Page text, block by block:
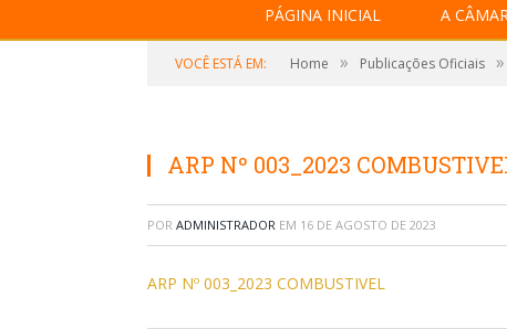
PÁGINA INICIAL A
VOCÊ ESTÁ EM: Home » Publicações Oficiais »
ARP Nº 003_2023
POR ADMINISTRADOR EM 16 DE AGOSTO DE 2023
ARP Nº 003_2023 COMBUSTIVEL